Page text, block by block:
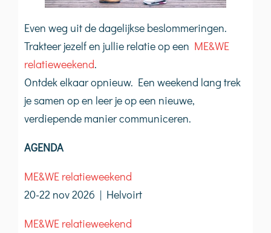
Even weg uit de dagelijkse beslommeringen.
Trakteer jezelf en jullie relatie op een ME&WE
relatieweekend.
Ontdek elkaar opnieuw. Een weekend lang trek
je samen op en leer je op een nieuwe,
verdiepende manier communiceren.
AGENDA
ME&WE relatieweekend
20-22 nov 2026 | Helvoirt
ME&WE relatieweekend